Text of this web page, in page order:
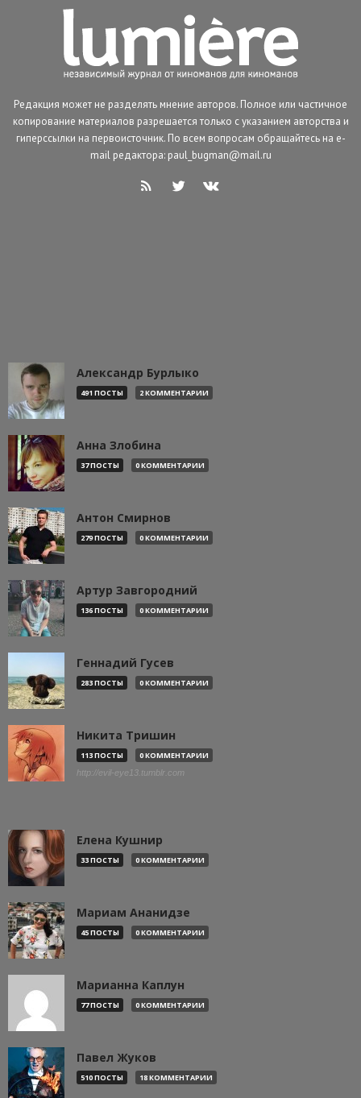
Редакция может не разделять мнение авторов. Полное или частичное
копирование материалов разрешается только с указанием авторства и
гиперссылки на первоисточник. По всем вопросам обращайтесь на e-
mail редактора: paul_bugman@mail.ru
Александр Бурлыко
491 ПОСТЫ 2 КОММЕНТАРИИ
Анна Злобина
37 ПОСТЫ 0 КОММЕНТАРИИ
Антон Смирнов
279 ПОСТЫ 0 КОММЕНТАРИИ
Артур Завгородний
136 ПОСТЫ 0 КОММЕНТАРИИ
Геннадий Гусев
283 ПОСТЫ 0 КОММЕНТАРИИ
Никита Тришин
113 ПОСТЫ 0 КОММЕНТАРИИ
http://evil-eye13.tumblr.com
Елена Кушнир
33 ПОСТЫ 0 КОММЕНТАРИИ
Мариам Ананидзе
45 ПОСТЫ 0 КОММЕНТАРИИ
Марианна Каплун
77 ПОСТЫ 0 КОММЕНТАРИИ
Павел Жуков
510 ПОСТЫ 18 КОММЕНТАРИИ